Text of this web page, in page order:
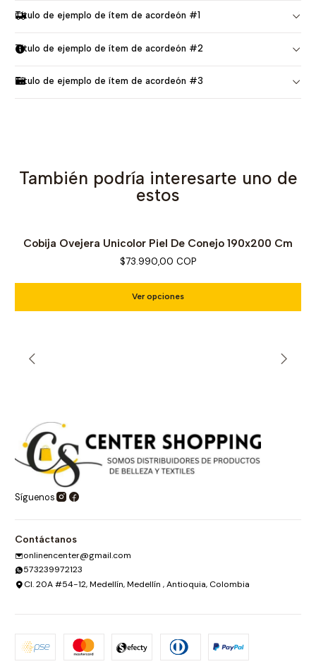
Título de ejemplo de ítem de acordeón #1
Título de ejemplo de ítem de acordeón #2
Título de ejemplo de ítem de acordeón #3
También podría interesarte uno de
estos
Cobija Ovejera Unicolor Piel De Conejo 190x200 Cm
$73.990,00 COP
Ver opciones
Síguenos
Contáctanos
onlinencenter@gmail.com
573239972123
Cl. 20A #54-12, Medellín, Medellín , Antioquia, Colombia